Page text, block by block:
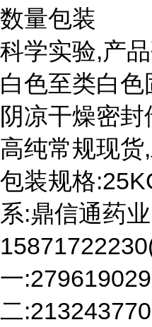
数量包装
科学实验,产
白色至类白色
阴凉干燥密封
高纯常规现
包装规格
系:鼎信通药
一
二